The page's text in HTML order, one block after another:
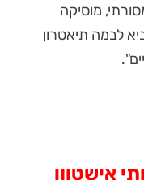
מוסיקה
לבמה תיאטרון
אישטוון